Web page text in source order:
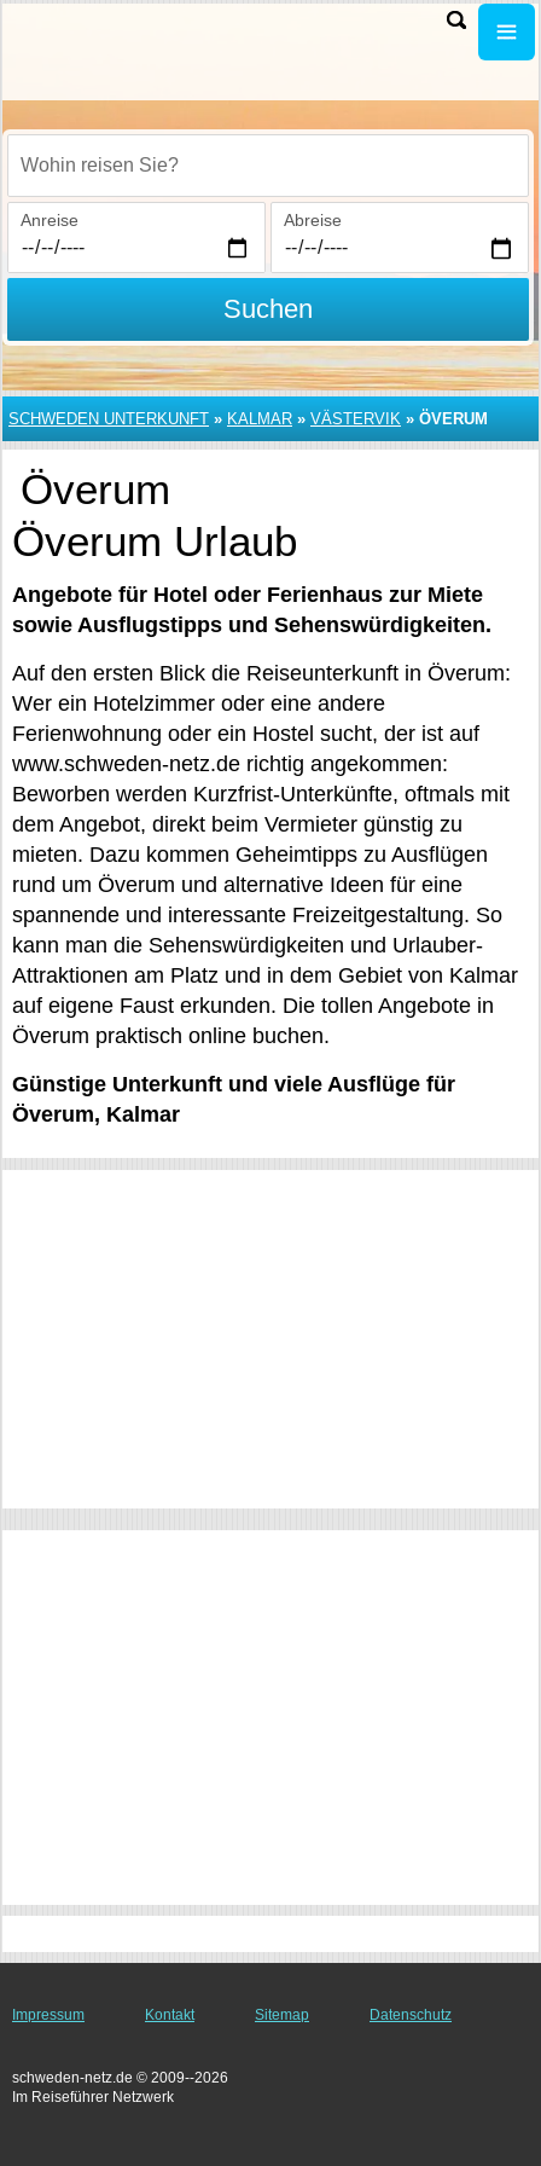
Wohin reisen Sie?
Anreise Abreise
Suchen
SCHWEDEN UNTERKUNFT » KALMAR » VÄSTERVIK » ÖVERUM
Överum
Överum Urlaub
Angebote für Hotel oder Ferienhaus zur Miete
sowie Ausflugstipps und Sehenswürdigkeiten.
Auf den ersten Blick die Reiseunterkunft in Överum:
Wer ein Hotelzimmer oder eine andere
Ferienwohnung oder ein Hostel sucht, der ist auf
www.schweden-netz.de richtig angekommen:
Beworben werden Kurzfrist-Unterkünfte, oftmals mit
dem Angebot, direkt beim Vermieter günstig zu
mieten. Dazu kommen Geheimtipps zu Ausflügen
rund um Överum und alternative Ideen für eine
spannende und interessante Freizeitgestaltung. So
kann man die Sehenswürdigkeiten und Urlauber-
Attraktionen am Platz und in dem Gebiet von Kalmar
auf eigene Faust erkunden. Die tollen Angebote in
Överum praktisch online buchen.
Günstige Unterkunft und viele Ausflüge für
Överum, Kalmar
Impressum Kontakt Sitemap Datenschutz
schweden-netz.de © 2009--2026
Im Reiseführer Netzwerk